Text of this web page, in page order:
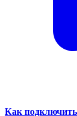
Как